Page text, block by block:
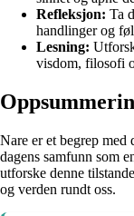
Refleksjon: Ta
handlinger og
Lesning:
visdom, filosofi
Nare er et begrep med
dagens samfunn som
utforske denne
og verden rundt oss.